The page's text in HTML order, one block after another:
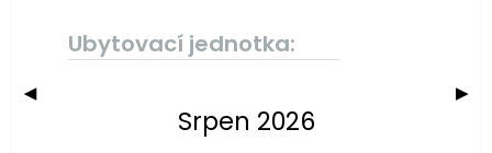
Ubytovací jednotka:
◀ ▶
Srpen 2026